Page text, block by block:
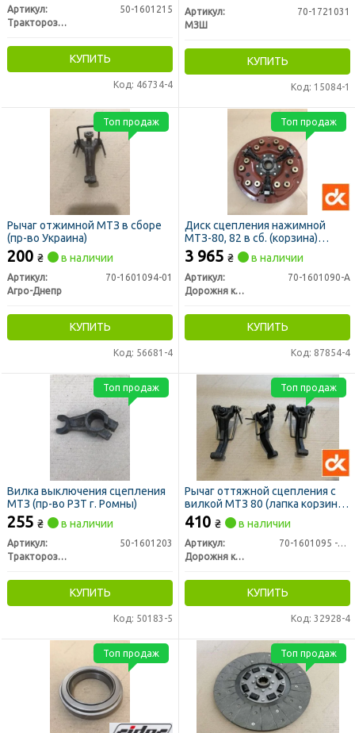
Артикул:
50-1601215
Тракторозапчасть г. Ромны
КУПИТЬ
Код: 46734-4
Артикул:
70-1721031
МЗШ
КУПИТЬ
Код: 15084-1
Рычаг отжимной МТЗ в сборе
(пр-во Украина)
200 ₴ в наличии
Артикул:
70-1601094-01
Агро-Днепр
КУПИТЬ
Код: 56681-4
Топ продаж
Диск сцепления нажимной
МТЗ-80, 82 в сб. (корзина)
старого образца (ДК)
3 965 ₴ в наличии
Артикул:
70-1601090-А
Дорожня карта
КУПИТЬ
Код: 87854-4
Топ продаж
Вилка выключения сцепления
МТЗ (пр-во РЗТ г. Ромны)
255 ₴ в наличии
Артикул:
50-1601203
Тракторозапчасть г. Ромны
КУПИТЬ
Код: 50183-5
Топ продаж
Рычаг оттяжной сцепления с
вилкой МТЗ 80 (лапка корзины)
к-кт 3шт (ДК)
410 ₴ в наличии
Артикул:
70-1601095 -01
Дорожня карта
КУПИТЬ
Код: 32928-4
Топ продаж
Топ продаж Топ продаж